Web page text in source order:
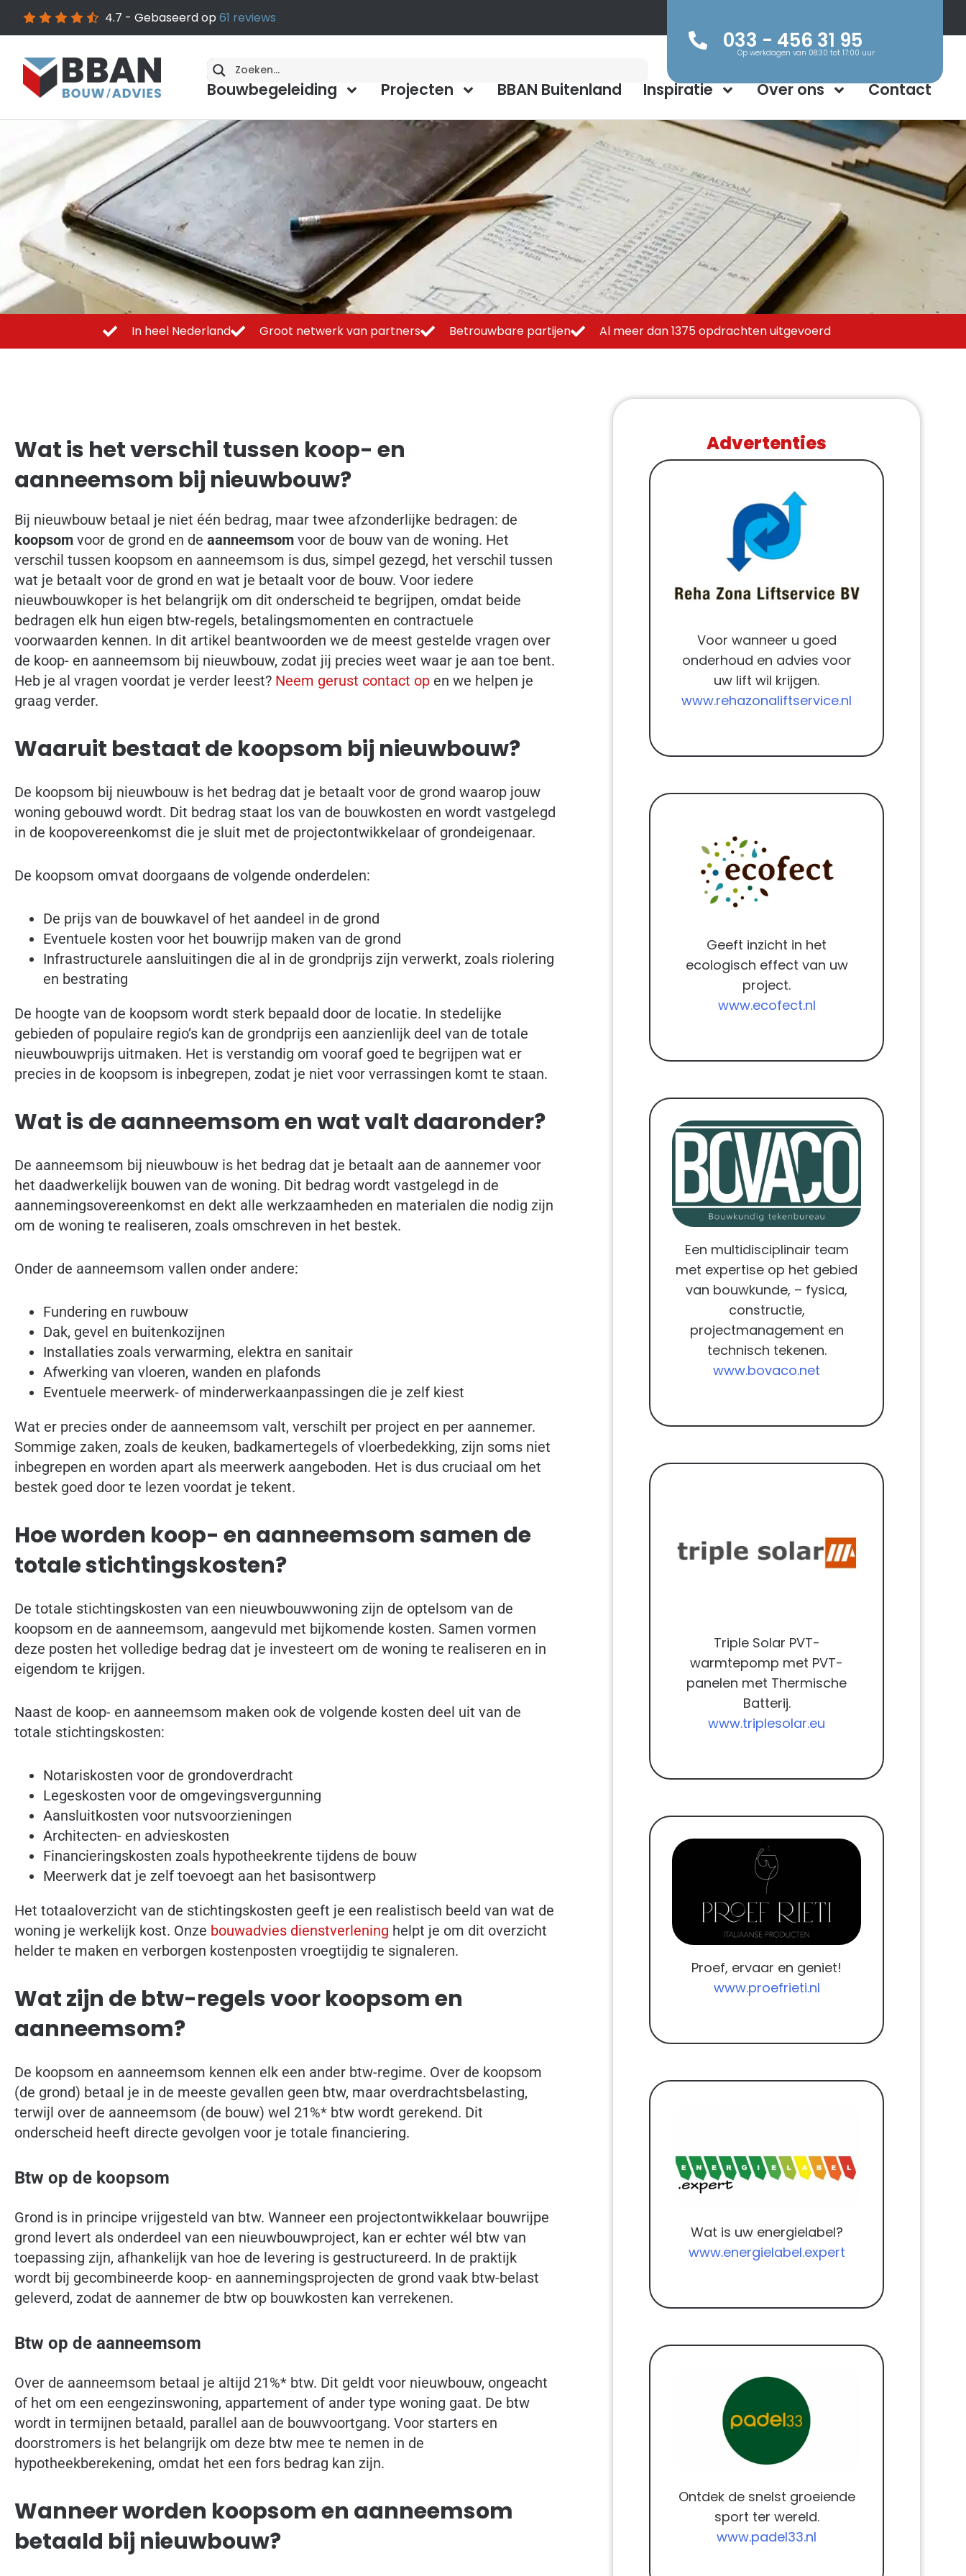
4.7 - Gebaseerd op 61 reviews
033 - 456 31 95
Op werkdagen van 08:30 tot 17:00 uur
Bouwbegeleiding Projecten BBAN Buitenland Inspiratie Over ons Contact
In heel Nederland Groot netwerk van partners Betrouwbare partijen Al meer dan 1375 opdrachten uitgevoerd
Wat is het verschil tussen koop- en
aanneemsom bij nieuwbouw?
Bij nieuwbouw betaal je niet één bedrag, maar twee afzonderlijke bedragen: de
koopsom voor de grond en de aanneemsom voor de bouw van de woning. Het
verschil tussen koopsom en aanneemsom is dus, simpel gezegd, het verschil tussen
wat je betaalt voor de grond en wat je betaalt voor de bouw. Voor iedere
nieuwbouwkoper is het belangrijk om dit onderscheid te begrijpen, omdat beide
bedragen elk hun eigen btw-regels, betalingsmomenten en contractuele
voorwaarden kennen. In dit artikel beantwoorden we de meest gestelde vragen over
de koop- en aanneemsom bij nieuwbouw, zodat jij precies weet waar je aan toe bent.
Heb je al vragen voordat je verder leest? Neem gerust contact op en we helpen je
graag verder.
Waaruit bestaat de koopsom bij nieuwbouw?
De koopsom bij nieuwbouw is het bedrag dat je betaalt voor de grond waarop jouw
woning gebouwd wordt. Dit bedrag staat los van de bouwkosten en wordt vastgelegd
in de koopovereenkomst die je sluit met de projectontwikkelaar of grondeigenaar.
De koopsom omvat doorgaans de volgende onderdelen:
De prijs van de bouwkavel of het aandeel in de grond
Eventuele kosten voor het bouwrijp maken van de grond
Infrastructurele aansluitingen die al in de grondprijs zijn verwerkt, zoals riolering
en bestrating
De hoogte van de koopsom wordt sterk bepaald door de locatie. In stedelijke
gebieden of populaire regio’s kan de grondprijs een aanzienlijk deel van de totale
nieuwbouwprijs uitmaken. Het is verstandig om vooraf goed te begrijpen wat er
precies in de koopsom is inbegrepen, zodat je niet voor verrassingen komt te staan.
Wat is de aanneemsom en wat valt daaronder?
De aanneemsom bij nieuwbouw is het bedrag dat je betaalt aan de aannemer voor
het daadwerkelijk bouwen van de woning. Dit bedrag wordt vastgelegd in de
aannemingsovereenkomst en dekt alle werkzaamheden en materialen die nodig zijn
om de woning te realiseren, zoals omschreven in het bestek.
Onder de aanneemsom vallen onder andere:
Fundering en ruwbouw
Dak, gevel en buitenkozijnen
Installaties zoals verwarming, elektra en sanitair
Afwerking van vloeren, wanden en plafonds
Eventuele meerwerk- of minderwerkaanpassingen die je zelf kiest
Wat er precies onder de aanneemsom valt, verschilt per project en per aannemer.
Sommige zaken, zoals de keuken, badkamertegels of vloerbedekking, zijn soms niet
inbegrepen en worden apart als meerwerk aangeboden. Het is dus cruciaal om het
bestek goed door te lezen voordat je tekent.
Hoe worden koop- en aanneemsom samen de
totale stichtingskosten?
De totale stichtingskosten van een nieuwbouwwoning zijn de optelsom van de
koopsom en de aanneemsom, aangevuld met bijkomende kosten. Samen vormen
deze posten het volledige bedrag dat je investeert om de woning te realiseren en in
eigendom te krijgen.
Naast de koop- en aanneemsom maken ook de volgende kosten deel uit van de
totale stichtingskosten:
Notariskosten voor de grondoverdracht
Legeskosten voor de omgevingsvergunning
Aansluitkosten voor nutsvoorzieningen
Architecten- en advieskosten
Financieringskosten zoals hypotheekrente tijdens de bouw
Meerwerk dat je zelf toevoegt aan het basisontwerp
Het totaaloverzicht van de stichtingskosten geeft je een realistisch beeld van wat de
woning je werkelijk kost. Onze bouwadvies dienstverlening helpt je om dit overzicht
helder te maken en verborgen kostenposten vroegtijdig te signaleren.
Wat zijn de btw-regels voor koopsom en
aanneemsom?
De koopsom en aanneemsom kennen elk een ander btw-regime. Over de koopsom
(de grond) betaal je in de meeste gevallen geen btw, maar overdrachtsbelasting,
terwijl over de aanneemsom (de bouw) wel 21%* btw wordt gerekend. Dit
onderscheid heeft directe gevolgen voor je totale financiering.
Btw op de koopsom
Grond is in principe vrijgesteld van btw. Wanneer een projectontwikkelaar bouwrijpe
grond levert als onderdeel van een nieuwbouwproject, kan er echter wél btw van
toepassing zijn, afhankelijk van hoe de levering is gestructureerd. In de praktijk
wordt bij gecombineerde koop- en aannemingsprojecten de grond vaak btw-belast
geleverd, zodat de aannemer de btw op bouwkosten kan verrekenen.
Btw op de aanneemsom
Over de aanneemsom betaal je altijd 21%* btw. Dit geldt voor nieuwbouw, ongeacht
of het om een eengezinswoning, appartement of ander type woning gaat. De btw
wordt in termijnen betaald, parallel aan de bouwvoortgang. Voor starters en
doorstromers is het belangrijk om deze btw mee te nemen in de
hypotheekberekening, omdat het een fors bedrag kan zijn.
Wanneer worden koopsom en aanneemsom
betaald bij nieuwbouw?
Advertenties
Voor wanneer u goed
onderhoud en advies voor
uw lift wil krijgen.
www.rehazonaliftservice.nl
Geeft inzicht in het
ecologisch effect van uw
project.
www.ecofect.nl
Een multidisciplinair team
met expertise op het gebied
van bouwkunde, – fysica,
constructie,
projectmanagement en
technisch tekenen.
www.bovaco.net
Triple Solar PVT-
warmtepomp met PVT-
panelen met Thermische
Batterij.
www.triplesolar.eu
Proef, ervaar en geniet!
www.proefrieti.nl
Wat is uw energielabel?
www.energielabel.expert
Ontdek de snelst groeiende
sport ter wereld.
www.padel33.nl